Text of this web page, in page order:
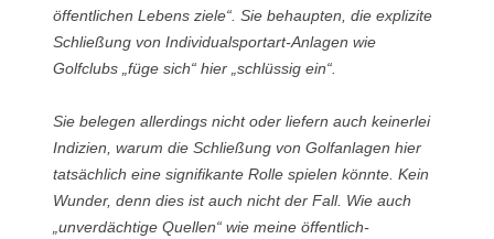
öffentlichen Lebens ziele“. Sie behaupten, die explizite
Schließung von Individualsportart-Anlagen wie
Golfclubs „füge sich“ hier „schlüssig ein“.
Sie belegen allerdings nicht oder liefern auch keinerlei
Indizien, warum die Schließung von Golfanlagen hier
tatsächlich eine signifikante Rolle spielen könnte. Kein
Wunder, denn dies ist auch nicht der Fall. Wie auch
„unverdächtige Quellen“ wie meine öffentlich-